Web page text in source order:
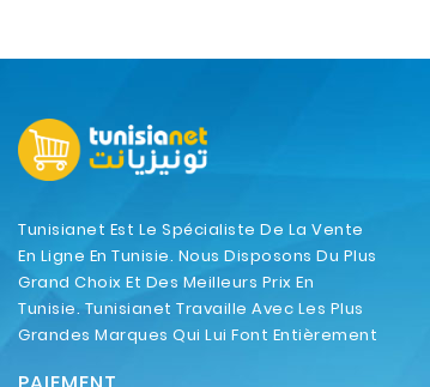
Tunisianet Est Le Spécialiste De La Vente
En Ligne En Tunisie. Nous Disposons Du Plus
Grand Choix Et Des Meilleurs Prix En
Tunisie. Tunisianet Travaille Avec Les Plus
Grandes Marques Qui Lui Font Entièrement